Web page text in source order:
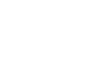
de ressources
for Tarifs